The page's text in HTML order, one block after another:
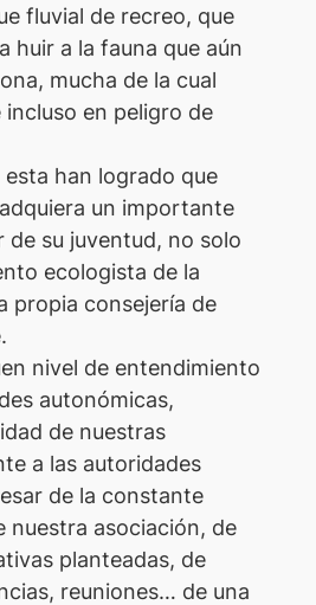
fluvial de recreo, que
huir a la fauna que aún
mucha de la cual
en peligro de
han logrado que
un importante
de su juventud, no solo
ecologista de la
propia consejería de
nivel de entendimiento
autonómicas,
de nuestras
a las autoridades
de la constante
nuestra asociación, de
planteadas, de
reuniones… de una